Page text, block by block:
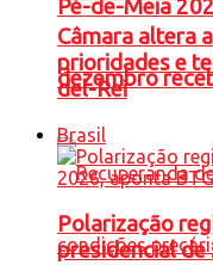
Pé-de-Meia
dezembro
Câmara altera
prioridades e
del-Rei
Brasil
Polarização
presidencial